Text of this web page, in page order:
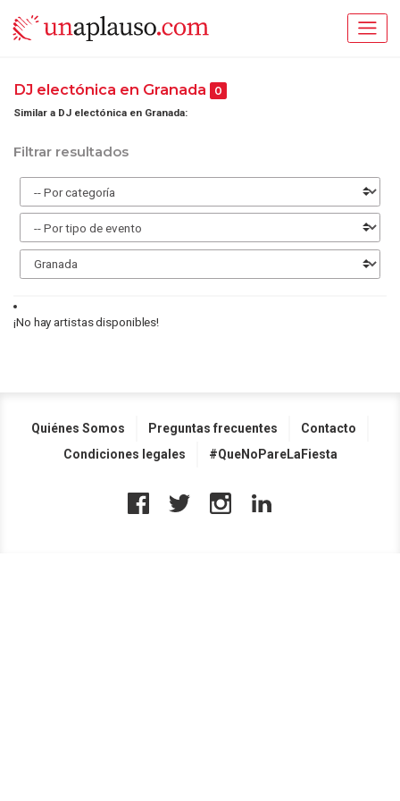
DJ electónica en Granada 0
Similar a DJ electónica en Granada:
Filtrar resultados
¡No hay artistas disponibles!
Quiénes Somos Preguntas frecuentes
Contacto
Condiciones legales
#QueNoPareLaFiesta